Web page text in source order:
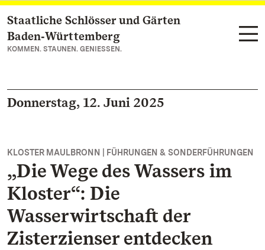
Zum Hauptinhalt springen
Staatliche Schlösser und Gärten
Baden‑Württemberg
KOMMEN. STAUNEN. GENIESSEN.
Donnerstag, 12. Juni 2025
KLOSTER MAULBRONN | FÜHRUNGEN & SONDERFÜHRUNGEN
„Die Wege des Wassers im
Kloster“: Die
Wasserwirtschaft der
Zisterzienser entdecken